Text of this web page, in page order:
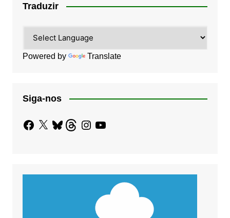
Traduzir
Powered by Translate
Siga-nos
Facebook
X BlueskyThreadsInstagram
YouTube